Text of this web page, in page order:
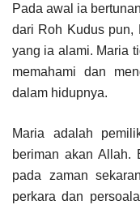
Pada awal ia
dari Roh Kudus pun,
yang ia alami. Maria
memahami dan
dalam hidupnya.
Maria adalah
beriman akan Allah.
pada zaman
perkara dan